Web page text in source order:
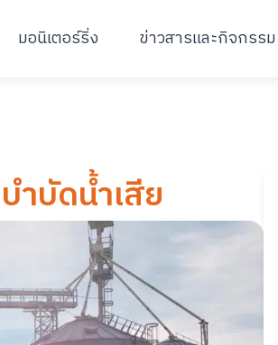
มอนิเตอร์ริ่ง ข่าวสารและกิจกรรม
ำบัดน้ำเสีย